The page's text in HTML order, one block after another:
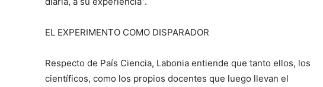
EL EXPERIMENTO COMO DISPARADOR
Respecto de País Ciencia, Labonia entiende que tanto ellos, los
científicos, como los propios docentes que luego llevan el